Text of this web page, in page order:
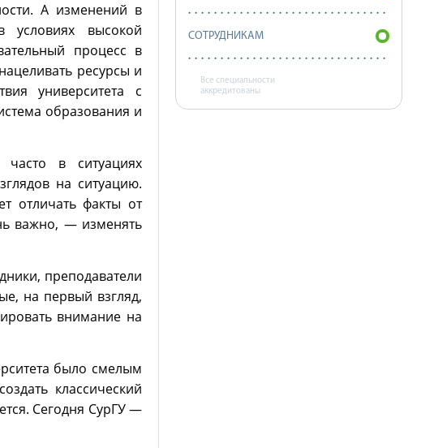
А изменений в
высокой
процесс в
ресурсы и
университета с
образования и
в ситуациях
на ситуацию.
отличать факты от
важно, — изменять
преподаватели
на первый взгляд,
внимание на
было смелым
классический
Сегодня СурГУ —
СОТРУДНИКАМ
Все специальности
аккредитованы